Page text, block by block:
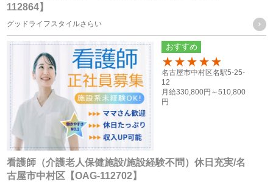
個人情報の共同利用
当社は、お客様から取得した個人情報を、下記に記載したグ
ループ会社間で共同利用をする場合があります。
共同利用するものの範囲
・株式会社F.T.S
・株式会社フォーテック.プロ
共同利用する個人情報の項目及び利用目的
従業員員や登録スタッフの方の個人情報
112864】
グッドライフスタイルさらい
看護師（介護老人保健施設/施設経験不問）休日充実/名
古屋市中村区【OAG-112702】
おすすめ
100
名古屋市中村区名駅5-25-
12
月給330,800円～510,800
円